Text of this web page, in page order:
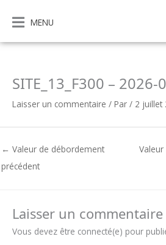
contenu
MENU
SITE_13_F300 –
Laisser un commentaire / Par / 2 juillet
← Valeur de débordement
précédent
Laisser un commentaire
Vous devez être connecté(e) pour